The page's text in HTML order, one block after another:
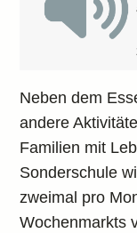
Neben dem
andere
Familien mit
Sonderschule
zweimal pro
Wochenmarkts